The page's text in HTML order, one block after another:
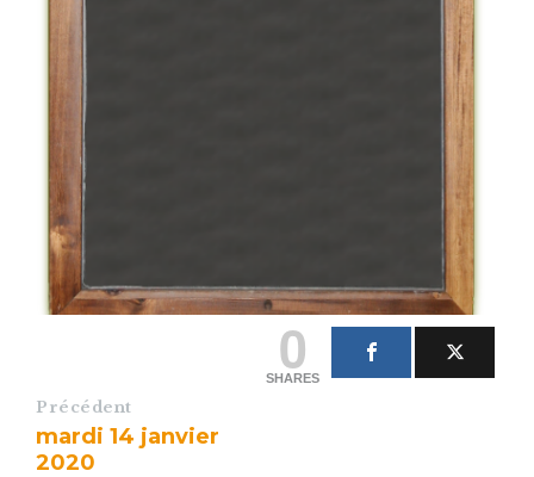
0
SHARES
Précédent
mardi 14 janvier
2020